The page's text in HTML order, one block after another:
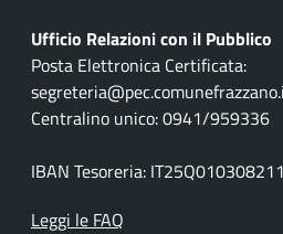
Ufficio Relazioni con il Pubblico
Posta Elettronica Certificata:
Centralino unico: 0941/959336
IBAN Tesoreria:
Leggi le FAQ